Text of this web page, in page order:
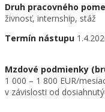
Druh pracovného
živnosť, internship, stáž
Termín nástupu
Mzdové podmienky
1 000 – 1 800 EUR/
v závislosti od